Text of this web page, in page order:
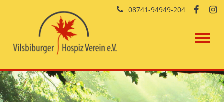
08741-94949-204  